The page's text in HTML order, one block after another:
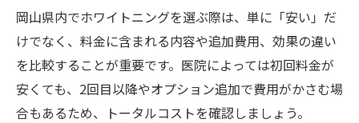
岡山県内でホワイトニングを選ぶ際は、単に「安い」だ
けでなく、料金に含まれる内容や追加費用、効果の違い
を比較することが重要です。医院によっては初回料金が
安くても、2回目以降やオプション追加で費用がかさむ場
合もあるため、トータルコストを確認しましょう。